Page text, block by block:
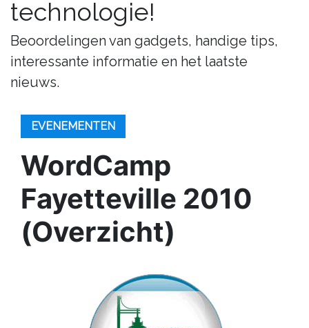
technologie!
Beoordelingen van gadgets, handige tips,
interessante informatie en het laatste
nieuws.
EVENEMENTEN
WordCamp
Fayetteville 2010
(Overzicht)